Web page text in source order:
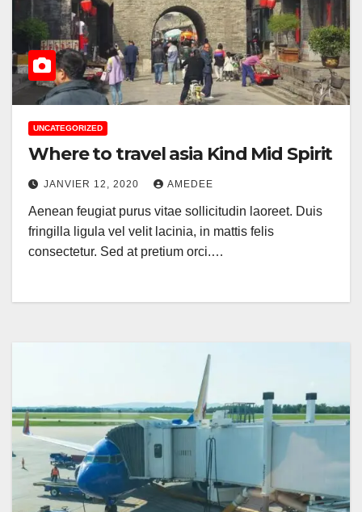
UNCATEGORIZED
Where to travel asia Kind Mid Spirit
JANVIER 12, 2020 AMEDEE
Aenean feugiat purus vitae sollicitudin laoreet. Duis
fringilla ligula vel velit lacinia, in mattis felis
consectetur. Sed at pretium orci.…